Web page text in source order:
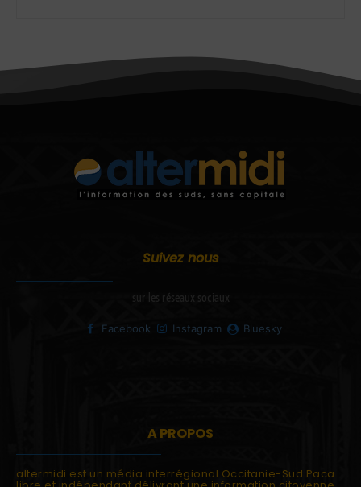
Suivez nous
sur les réseaux sociaux
Facebook Instagram Bluesky
A PROPOS
altermidi est un média interrégional Occitanie-Sud Paca